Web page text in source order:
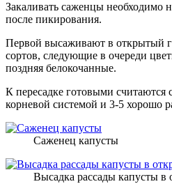
Закаливать саженцы необходимо
после пикирования.
Первой высаживают в открытый
сортов, следующие в очереди
поздняя белокочанные.
К пересадке готовыми считаются
корневой системой и 3-5 хорошо
Саженец капусты
Высадка рассады капусты в